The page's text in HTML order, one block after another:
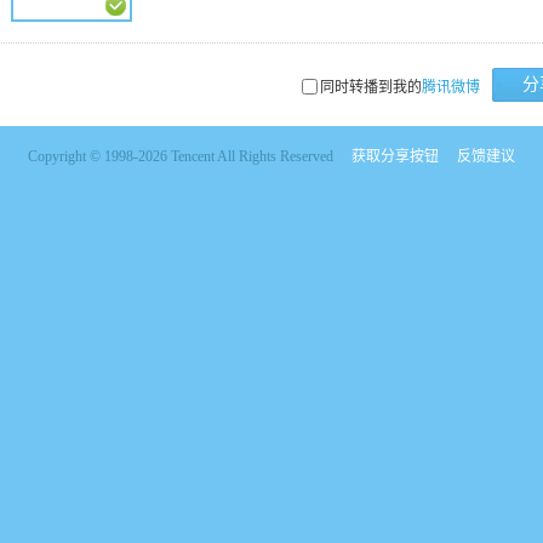
同时转播到我的腾讯微博 分
Copyright © 1998-2026 Tencent All Rights Reserved 获取分享按钮 反馈建议